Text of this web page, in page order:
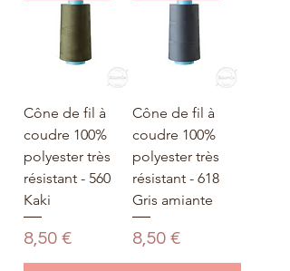
Cône de fil à
coudre 100%
polyester très
résistant - 560
Kaki
Prix
8,50 €
Cône de fil à
coudre 100%
polyester très
résistant - 618
Gris amiante
Prix
8,50 €